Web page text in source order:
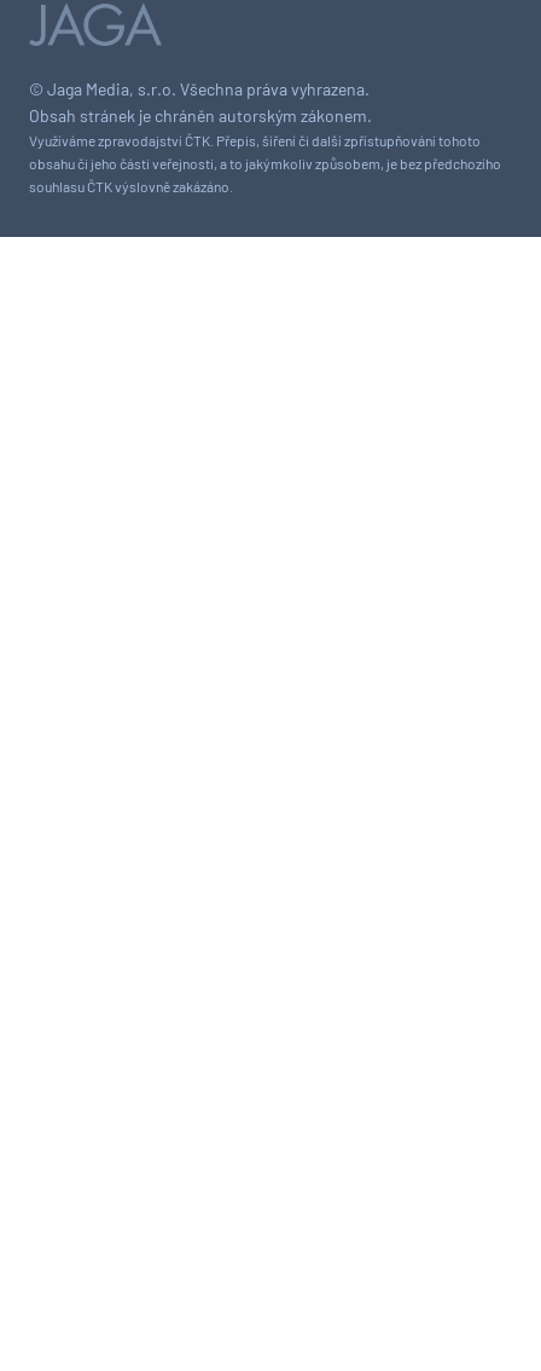
© Jaga Media, s.r.o. Všechna práva vyhrazena.
Obsah stránek je chráněn autorským zákonem.
Využíváme zpravodajství ČTK. Přepis, šíření či další zpřístupňování tohoto
obsahu či jeho části veřejnosti, a to jakýmkoliv způsobem, je bez předchozího
souhlasu ČTK výslovně zakázáno.